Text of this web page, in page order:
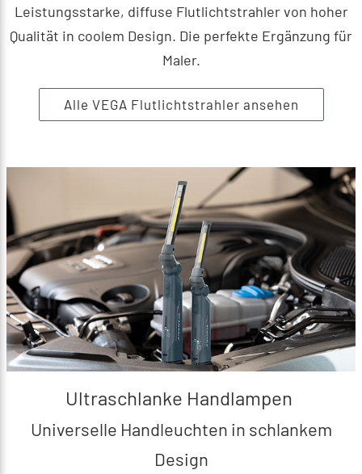
Leistungsstarke, diffuse Flutlichtstrahler von hoher
Qualität in coolem Design. Die perfekte Ergänzung für
Maler.
Alle VEGA Flutlichtstrahler ansehen
Ultraschlanke Handlampen
Universelle Handleuchten in schlankem
Design